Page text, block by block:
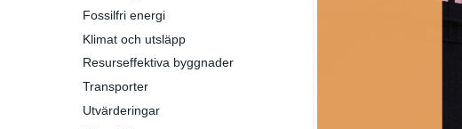
Fossilfri energi
Klimat och utsläpp
Resurseffektiva byggnader
Transporter
Utvärderingar